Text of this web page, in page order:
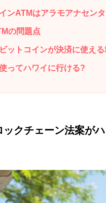
ンATMはアラモアナセン
の問題点
ットコインが決済に使え
ってハワイに行ける?
ックチェーン法案が